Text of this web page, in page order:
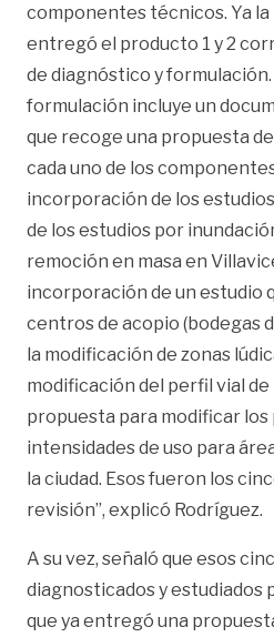
componentes técnicos. Ya
entregó el producto 1 y 2
de diagnóstico y
formulación incluye un
que recoge una propuesta
cada uno de los
incorporación de los
de los estudios por
remoción en masa en
incorporación de un estudio
centros de acopio (bodegas
la modificación de zonas
modificación del perfil vial de
propuesta para modificar
intensidades de uso para
la ciudad. Esos fueron los
revisión”, explicó Rodríguez.
A su vez, señaló que esos
diagnosticados y estudiados
que ya entregó una